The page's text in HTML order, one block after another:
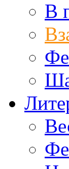
В